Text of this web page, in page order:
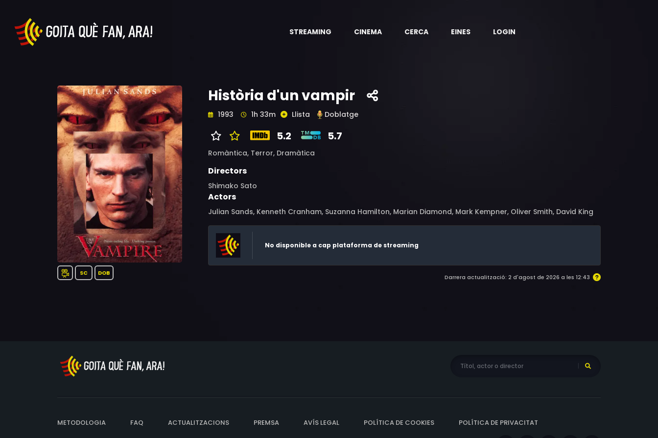
STREAMING CINEMA CERCA EINES LOGIN
SC DOB
Història d'un vampir
1993 1h 33m Llista Doblatge
5.2 5.7
Romàntica, Terror, Dramàtica
Directors
Shimako Sato
Actors
Julian Sands, Kenneth Cranham, Suzanna Hamilton, Marian Diamond, Mark Kempner, Oliver Smith, David King
No disponible a cap plataforma de streaming
Darrera actualització: 2 d'agost de 2026 a les 12:43
METODOLOGIA FAQ ACTUALITZACIONS PREMSA AVÍS LEGAL POLÍTICA DE COOKIES POLÍTICA DE PRIVACITAT